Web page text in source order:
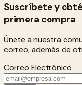
Suscríbete y
primera compra
Únete a nuestra
correo, además de
Correo Electrónico